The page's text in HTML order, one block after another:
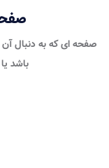
صفحه ای که به دنبال
باشد